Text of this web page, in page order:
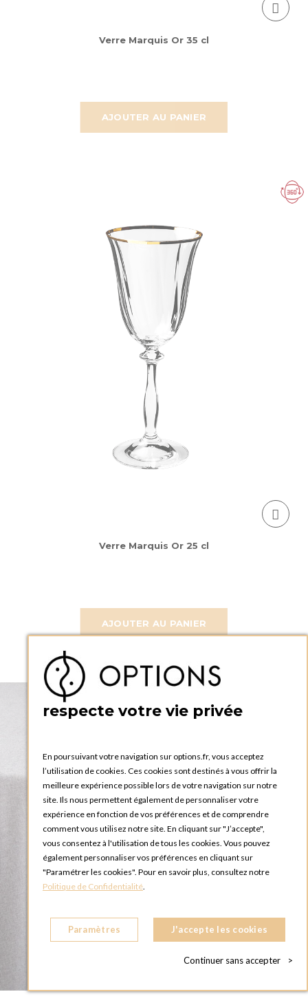
AJOUTER AU PANIER
Verre Marquis Or 35 cl
AJOUTER AU PANIER
Verre Marquis Or 25 cl
respecte votre vie privée
En poursuivant votre navigation sur options.fr, vous acceptez
l’utilisation de cookies. Ces cookies sont destinés à vous offrir la
meilleure expérience possible lors de votre navigation sur notre
site. Ils nous permettent également de personnaliser votre
expérience en fonction de vos préférences et de comprendre
comment vous utilisez notre site. En cliquant sur "J’accepte",
vous consentez à l'utilisation de tous les cookies. Vous pouvez
également personnaliser vos préférences en cliquant sur
"Paramétrer les cookies". Pour en savoir plus, consultez notre
Politique de Confidentialité.
Paramètres J'accepte les cookies
Continuer sans accepter >